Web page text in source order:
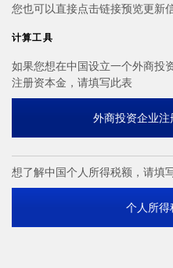
您也可以直接点击链接预览更新
计算工具
如果您想在中国设立一个外商投
注册资本金，请填写此表
外商投资企业
想了解中国个人所得税额，请填
个人所